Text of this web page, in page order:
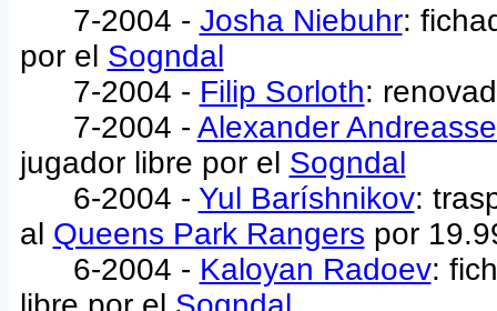
7-2004 - Josha Niebuhr:
por el Sogndal
7-2004 - Filip Sorloth:
7-2004 - Alexander
jugador libre por el Sogndal
6-2004 - Yul Baríshnikov:
al Queens Park Rangers por
6-2004 - Kaloyan Radoev: